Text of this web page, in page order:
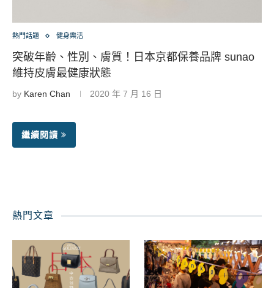
熱門話題 健身樂活
突破年齡、性別、膚質！日本京都保養品牌 sunao
維持皮膚最健康狀態
by Karen Chan 2020 年 7 月 16 日
繼續閱讀
熱門文章